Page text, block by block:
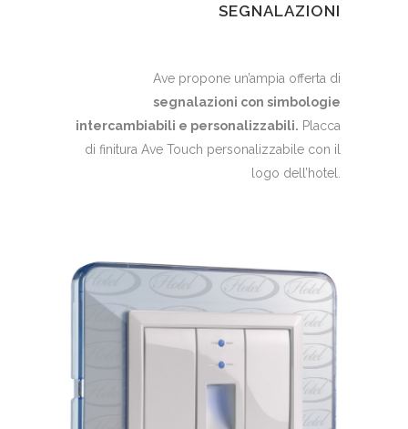
SEGNALAZIONI
Ave propone un’ampia offerta di
segnalazioni con simbologie
intercambiabili e personalizzabili. Placca
di finitura Ave Touch personalizzabile con il
logo dell’hotel.